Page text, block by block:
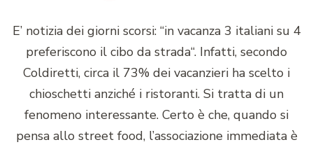
E’ notizia dei giorni scorsi: “in vacanza 3 italiani su 4
preferiscono il cibo da strada“. Infatti, secondo
Coldiretti, circa il 73% dei vacanzieri ha scelto i
chioschetti anziché i ristoranti. Si tratta di un
fenomeno interessante. Certo è che, quando si
pensa allo street food, l’associazione immediata è